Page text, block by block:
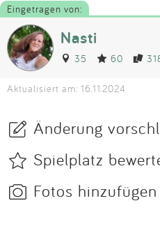
Eingetragen von:
Nasti
35 60
Aktualisiert am: 16.11.2024
Änderung
Spielplatz
Fotos hinzufügen